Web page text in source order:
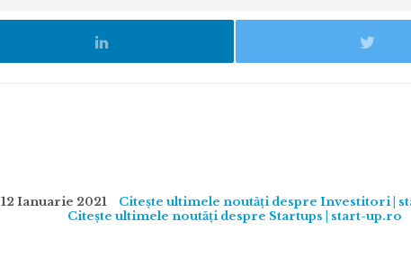
12 Ianuarie 2021
Citește ultimele noutăți despre Investitori |
Citește ultimele noutăți despre Startups | start-up.ro